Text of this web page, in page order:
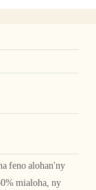
feno alohan'ny
mialoha, ny